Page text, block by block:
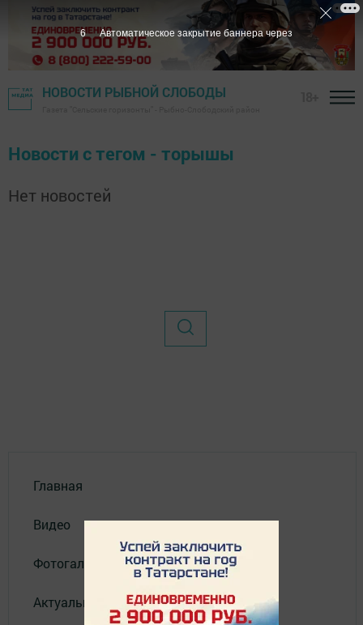
НОВОСТИ РЫБНОЙ СЛОБОДЫ
Новости с тегом - торышы
Нет новостей
Главная
Видео
Фотогалереи
Актуальное видео
6 Автоматическое закрытие баннера через